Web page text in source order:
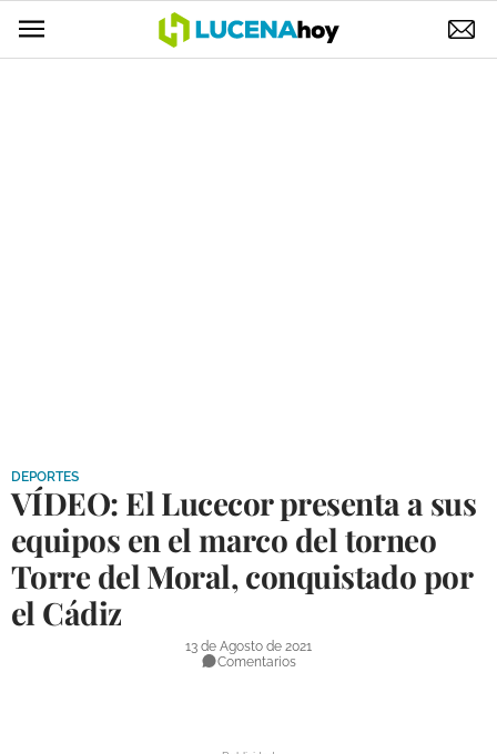
DEPORTES
COMPETICIONES
DEPORTE BASE
DEPORTES
VÍDEO: El Lucecor presenta a sus
equipos en el marco del torneo
Torre del Moral, conquistado por
el Cádiz
13 de Agosto de 2021
Comentarios